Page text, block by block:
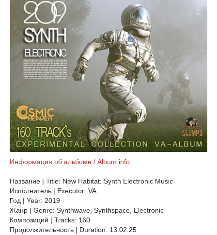
Информация об альбоме / Album info:
Название | Title: New Habitat: Synth Electronic Music
Исполнитель | Executor: VA
Год | Year: 2019
Жанр | Genre: Synthwave, Synthspace, Electronic
Композиций | Tracks: 160
Продолжительность | Duration: 13:02:25